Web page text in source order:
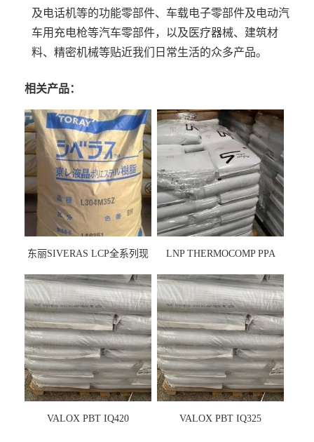
及电话机等的功能零部件、车载电子零部件及电动汽
车用充电枪等汽车零部件，以及医疗器械、建筑材
料、精密机械等贴近我们日常生活的众多产品。
相关产品：
东丽SIVERAS LCP全系列现
LNP THERMOCOMP PPA
VALOX PBT IQ420 VALOX PBT IQ325